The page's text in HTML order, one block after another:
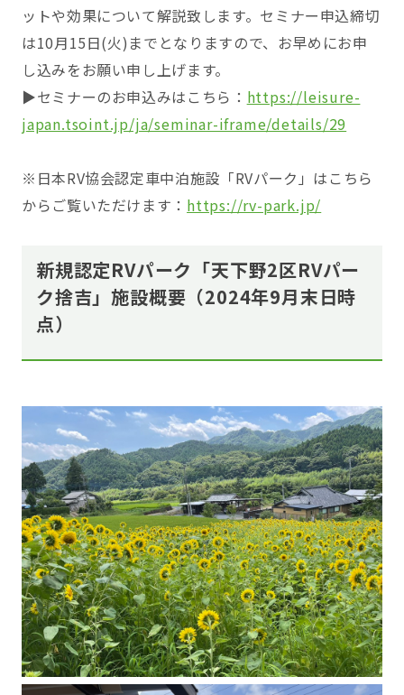
ットや効果について解説致します。セミナー申込締切
は10月15日(火)までとなりますので、お早めにお申
し込みをお願い申し上げます。
▶セミナーのお申込みはこちら： https://leisure-
japan.tsoint.jp/ja/seminar-iframe/details/29
※日本RV協会認定車中泊施設「RVパーク」はこちら
からご覧いただけます： https://rv-park.jp/
新規認定RVパーク「天下野2区RVパー
ク捨吉」施設概要（2024年9月末日時
点）